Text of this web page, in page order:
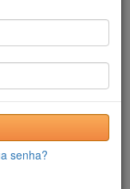
ou login não
senha?